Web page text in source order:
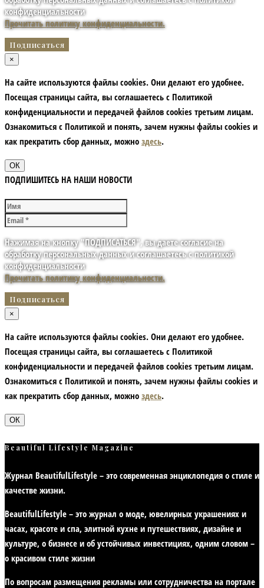
конфиденциальности
Прочитать политику конфиденциальности.
×
На сайте используются файлы cookies. Они делают его удобнее.
Посещая страницы сайта, вы соглашаетесь с Политикой
конфиденциальности и передачей файлов cookies третьим лицам.
Ознакомиться с Политикой и понять, зачем нужны файлы сookies и
как прекратить сбор данных, можно здесь.
ОК
ПОДПИШИТЕСЬ НА НАШИ НОВОСТИ
Нажимая на кнопку "ПОДПИСАТЬСЯ", вы даете согласие на
обработку персональных данных и соглашаетесь с политикой
конфиденциальности
Прочитать политику конфиденциальности.
×
На сайте используются файлы cookies. Они делают его удобнее.
Посещая страницы сайта, вы соглашаетесь с Политикой
конфиденциальности и передачей файлов cookies третьим лицам.
Ознакомиться с Политикой и понять, зачем нужны файлы сookies и
как прекратить сбор данных, можно здесь.
ОК
Beautiful Lifestyle Magazine
Журнал BeautifulLifestyle – это современная энциклопедия о стиле и
качестве жизни.
BeautifulLifestyle – это журнал о моде, ювелирных украшениях и
часах, красоте и спа, элитной кухне и путешествиях, дизайне и
культуре, о бизнесе и об устойчивых инвестициях, одним словом –
о красивом стиле жизни
По вопросам размещения рекламы или сотрудничества на портале